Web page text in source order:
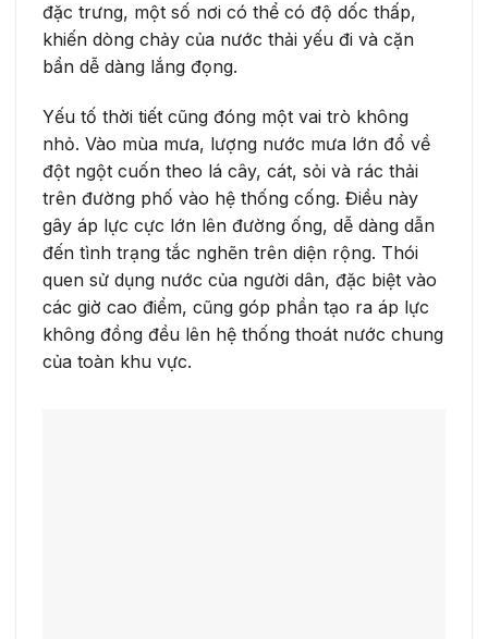
đặc trưng, một số nơi có thể có độ dốc thấp,
khiến dòng chảy của nước thải yếu đi và cặn
bẩn dễ dàng lắng đọng.
Yếu tố thời tiết cũng đóng một vai trò không
nhỏ. Vào mùa mưa, lượng nước mưa lớn đổ về
đột ngột cuốn theo lá cây, cát, sỏi và rác thải
trên đường phố vào hệ thống cống. Điều này
gây áp lực cực lớn lên đường ống, dễ dàng dẫn
đến tình trạng tắc nghẽn trên diện rộng. Thói
quen sử dụng nước của người dân, đặc biệt vào
các giờ cao điểm, cũng góp phần tạo ra áp lực
không đồng đều lên hệ thống thoát nước chung
của toàn khu vực.